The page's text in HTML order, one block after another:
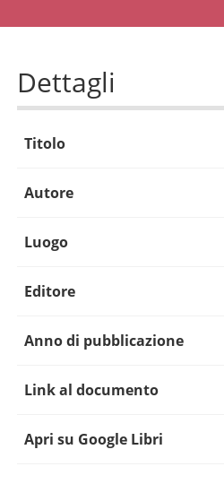
Dettagli
Titolo
Autore
Luogo
Editore
Anno di pubblicazione
Link al documento
Apri su Google Libri